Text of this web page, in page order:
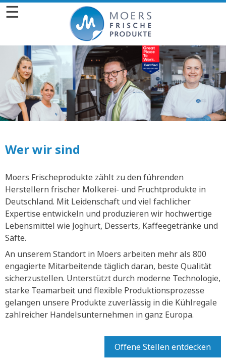
☰
Wer wir sind
Moers Frischeprodukte zählt zu den führenden
Herstellern frischer Molkerei- und Fruchtprodukte in
Deutschland. Mit Leidenschaft und viel fachlicher
Expertise entwickeln und produzieren wir hochwertige
Lebensmittel wie Joghurt, Desserts, Kaffeegetränke und
Säfte.
An unserem Standort in Moers arbeiten mehr als 800
engagierte Mitarbeitende täglich daran, beste Qualität
sicherzustellen. Unterstützt durch moderne Technologie,
starke Teamarbeit und flexible Produktionsprozesse
gelangen unsere Produkte zuverlässig in die Kühlregale
zahlreicher Handelsunternehmen in ganz Europa.
Offene Stellen entdecken